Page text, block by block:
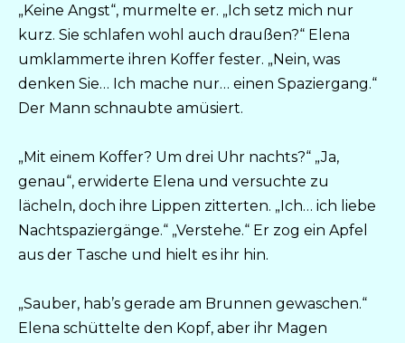
„Keine Angst“, murmelte er. „Ich setz mich nur
kurz. Sie schlafen wohl auch draußen?“ Elena
umklammerte ihren Koffer fester. „Nein, was
denken Sie… Ich mache nur… einen Spaziergang.“
Der Mann schnaubte amüsiert.
„Mit einem Koffer? Um drei Uhr nachts?“ „Ja,
genau“, erwiderte Elena und versuchte zu
lächeln, doch ihre Lippen zitterten. „Ich… ich liebe
Nachtspaziergänge.“ „Verstehe.“ Er zog ein Apfel
aus der Tasche und hielt es ihr hin.
„Sauber, hab’s gerade am Brunnen gewaschen.“
Elena schüttelte den Kopf, aber ihr Magen